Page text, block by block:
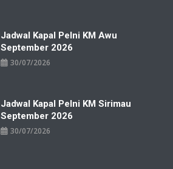
Jadwal Kapal Pelni KM Awu
September 2026
30/07/2026
Jadwal Kapal Pelni KM Sirimau
September 2026
30/07/2026